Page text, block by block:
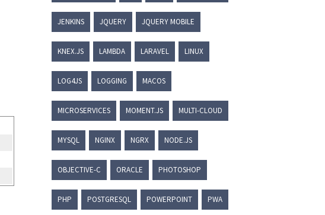
JENKINS JQUERY JQUERY MOBILE
KNEX.JS LAMBDA LARAVEL LINUX
LOG4JS LOGGING MACOS
MICROSERVICES MOMENT.JS MULTI-CLOUD
MYSQL NGINX NGRX NODE.JS
OBJECTIVE-C ORACLE PHOTOSHOP
PHP POSTGRESQL POWERPOINT PWA